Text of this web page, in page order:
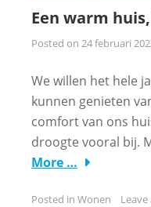
Een warm
Posted on 24 februari
We willen het hele
kunnen genieten
comfort van ons
droogte vooral bij.
More …
Posted in Wonen